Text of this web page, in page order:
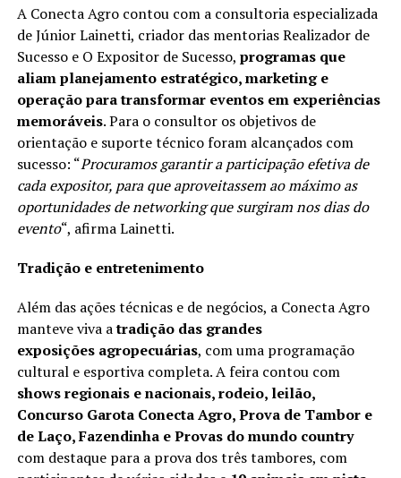
A Conecta Agro contou com a consultoria especializada
de Júnior Lainetti, criador das mentorias Realizador de
Sucesso e O Expositor de Sucesso, programas que
aliam planejamento estratégico, marketing e
operação para transformar eventos em experiências
memoráveis. Para o consultor os objetivos de
orientação e suporte técnico foram alcançados com
sucesso: “Procuramos garantir a participação efetiva de
cada expositor, para que aproveitassem ao máximo as
oportunidades de networking que surgiram nos dias do
evento“, afirma Lainetti.
Tradição e entretenimento
Além das ações técnicas e de negócios, a Conecta Agro
manteve viva atradição das grandes
exposições agropecuárias, com uma programação
cultural e esportiva completa. A feira contou com
shows regionais e nacionais, rodeio, leilão,
Concurso Garota Conecta Agro, Prova de Tambor e
de Laço, Fazendinha e Provas do mundo country
com destaque para a prova dos três tambores, com